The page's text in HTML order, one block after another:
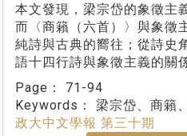
本文發現，梁宗岱的象徵主
而〈商籟（六首）〉與象徵
純詩與古典的嚮往；從詩史
語十四行詩與象徵主義的關
Page： 71-94
Keywords： 梁宗岱、商籟
政大中文學報 第三十期